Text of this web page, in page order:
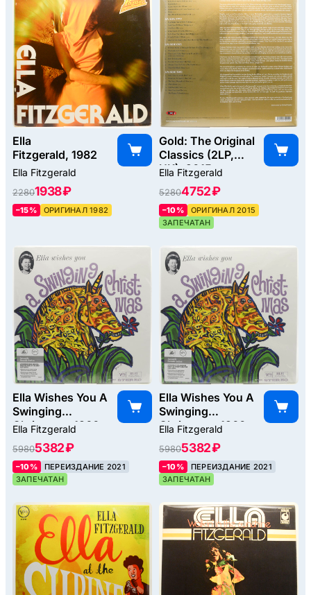
Ella
Fitzgerald, 1982
Ella Fitzgerald
22801938 ₽
–15% ОРИГИНАЛ 1982
Gold: The Original
Classics (2LP,
UK), 2015
Ella Fitzgerald
52804752 ₽
–10%
ОРИГИНАЛ 2015
ЗАПЕЧАТАН
Ella Wishes You A
Swinging
Christmas, 1960
Ella Fitzgerald
59805382 ₽
–10%
ПЕРЕИЗДАНИЕ 2021
ЗАПЕЧАТАН
Ella Wishes You A
Swinging
Christmas, 1960
Ella Fitzgerald
59805382 ₽
–10%
ПЕРЕИЗДАНИЕ 2021
ЗАПЕЧАТАН